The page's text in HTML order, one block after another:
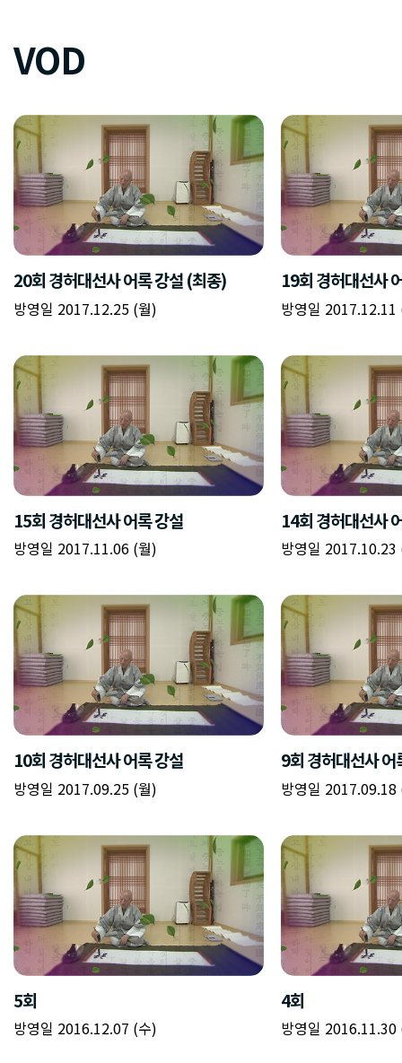
VOD
20회 경허대선사 어록 강설 (최종)
방영일 2017.12.25 (월)
19회 경허대선사
방영일 2017.12.11
15회 경허대선사 어록 강설
방영일 2017.11.06 (월)
14회 경허대선사
방영일 2017.10.23
10회 경허대선사 어록 강설
방영일 2017.09.25 (월)
9회 경허대선사 어
방영일 2017.09.18
5회
방영일 2016.12.07 (수)
4회
방영일 2016.11.30